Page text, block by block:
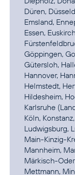
Düren,
Emsland,
Essen,
Göppingen,
Gütersloh,
Hannover,
Helmstedt,
Hildesheim,
Karlsruhe
Köln,
Ludwigsburg,
Main-Kinzig-
Mannheim,
Märkisch-
Mettmann,